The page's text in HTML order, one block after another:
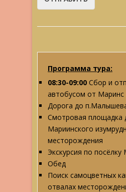
Программа тура:
08:30-09:00 Сбор и
автобусом от Маринс
Дорога до
Смотровая площадка
Мариинского
месторождения
Экскурсия по
Обед
Поиск самоцветных
отвалах